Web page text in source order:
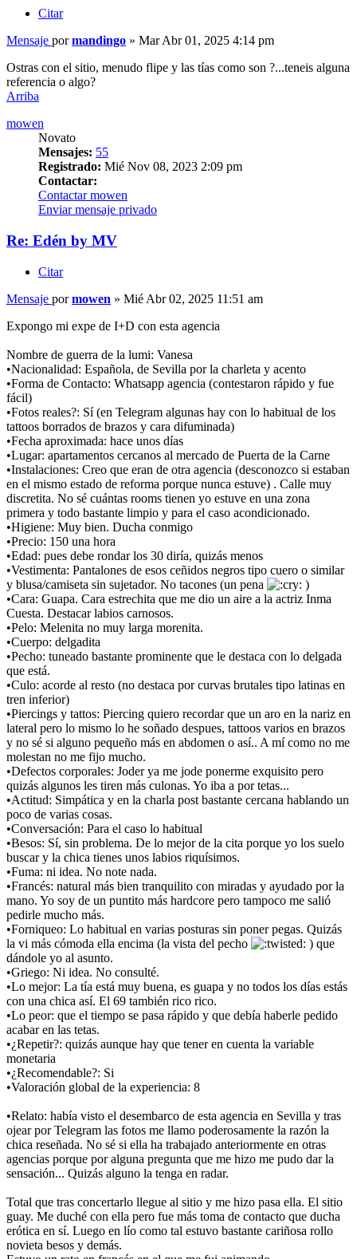
Citar
Mensaje pormandingo » Mar Abr 01, 2025 4:14 pm
Ostras con el sitio, menudo flipe y las tías como son ?...teneis alguna
referencia o algo?
Arriba
mowen
Novato
Mensajes: 55
Registrado: Mié Nov 08, 2023 2:09 pm
Contactar:
Contactar mowen
Enviar mensaje privado
Re: Edén by MV
Citar
Mensaje pormowen » Mié Abr 02, 2025 11:51 am
Expongo mi expe de I+D con esta agencia
Nombre de guerra de la lumi: Vanesa
•Nacionalidad: Española, de Sevilla por la charleta y acento
•Forma de Contacto: Whatsapp agencia (contestaron rápido y fue
fácil)
•Fotos reales?: Sí (en Telegram algunas hay con lo habitual de los
tattoos borrados de brazos y cara difuminada)
•Fecha aproximada: hace unos días
•Lugar: apartamentos cercanos al mercado de Puerta de la Carne
•Instalaciones: Creo que eran de otra agencia (desconozco si estaban
en el mismo estado de reforma porque nunca estuve) . Calle muy
discretita. No sé cuántas rooms tienen yo estuve en una zona
primera y todo bastante limpio y para el caso acondicionado.
•Higiene: Muy bien. Ducha conmigo
•Precio: 150 una hora
•Edad: pues debe rondar los 30 diría, quizás menos
•Vestimenta: Pantalones de esos ceñidos negros tipo cuero o similar
y blusa/camiseta sin sujetador. No tacones (un pena
)
•Cara: Guapa. Cara estrechita que me dio un aire a la actriz Inma
Cuesta. Destacar labios carnosos.
•Pelo: Melenita no muy larga morenita.
•Cuerpo: delgadita
•Pecho: tuneado bastante prominente que le destaca con lo delgada
que está.
•Culo: acorde al resto (no destaca por curvas brutales tipo latinas en
tren inferior)
•Piercings y tattos: Piercing quiero recordar que un aro en la nariz en
lateral pero lo mismo lo he soñado despues, tattoos varios en brazos
y no sé si alguno pequeño más en abdomen o así.. A mí como no me
molestan no me fijo mucho.
•Defectos corporales: Joder ya me jode ponerme exquisito pero
quizás algunos les tiren más culonas. Yo iba a por tetas...
•Actitud: Simpática y en la charla post bastante cercana hablando un
poco de varias cosas.
•Conversación: Para el caso lo habitual
•Besos: Sí, sin problema. De lo mejor de la cita porque yo los suelo
buscar y la chica tienes unos labios riquísimos.
•Fuma: ni idea. No note nada.
•Francés: natural más bien tranquilito con miradas y ayudado por la
mano. Yo soy de un puntito más hardcore pero tampoco me salió
pedirle mucho más.
•Forniqueo: Lo habitual en varias posturas sin poner pegas. Quizás
la vi más cómoda ella encima (la vista del pecho
) que
dándole yo al asunto.
•Griego: Ni idea. No consulté.
•Lo mejor: La tía está muy buena, es guapa y no todos los días estás
con una chica así. El 69 también rico rico.
•Lo peor: que el tiempo se pasa rápido y que debía haberle pedido
acabar en las tetas.
•¿Repetir?: quizás aunque hay que tener en cuenta la variable
monetaria
•¿Recomendable?: Si
•Valoración global de la experiencia: 8
•Relato: había visto el desembarco de esta agencia en Sevilla y tras
ojear por Telegram las fotos me llamo poderosamente la razón la
chica reseñada. No sé si ella ha trabajado anteriormente en otras
agencias porque por alguna pregunta que me hizo me pudo dar la
sensación... Quizás alguno la tenga en radar.
Total que tras concertarlo llegue al sitio y me hizo pasa ella. El sitio
guay. Me duché con ella pero fue más toma de contacto que ducha
erótica en sí. Luego en lío como tal estuvo bastante cariñosa rollo
novieta besos y demás.